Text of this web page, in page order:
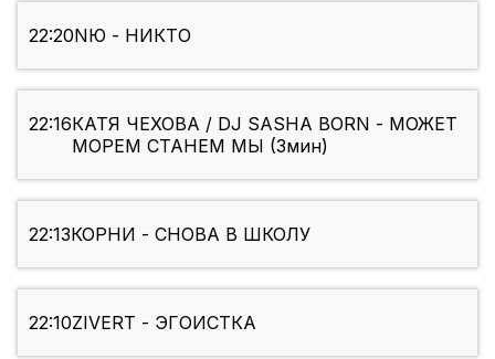
22:20NЮ - НИКТО
22:16КАТЯ ЧЕХОВА / DJ SASHA BORN - МОЖЕТ
МОРЕМ СТАНЕМ МЫ (3мин)
22:13КОРНИ - СНОВА В ШКОЛУ
22:10ZIVERT - ЭГОИСТКА